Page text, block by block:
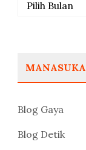
MANASUKA
Blog Gaya
Blog Detik